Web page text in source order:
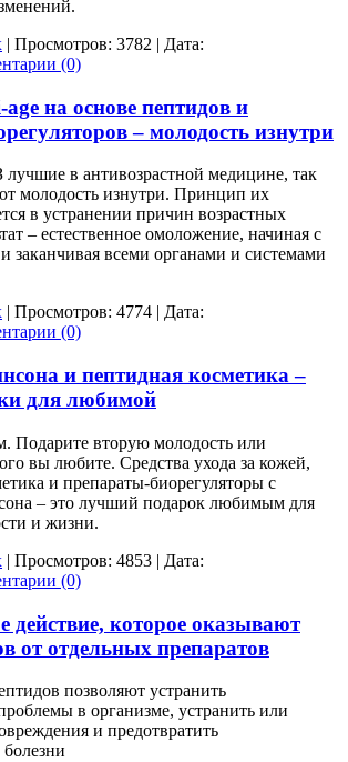
| Просмотров: 3782 | Дата:
(0)
на основе пептидов и
– молодость изнутри
в антивозрастной медицине, так
молодость изнутри. Принцип их
в устранении причин возрастных
– естественное омоложение, начиная с
заканчивая всеми органами и системами
Просмотров: 4774
Дата:
(0)
и пептидная косметика –
для любимой
вторую молодость или
вы любите. Средства ухода за кожей,
и препараты-биорегуляторы с
– это лучший подарок любимым для
и жизни.
| Просмотров: 4853 | Дата:
(0)
действие, которое оказывают
от отдельных препаратов
позволяют устранить
в организме, устранить или
и предотвратить